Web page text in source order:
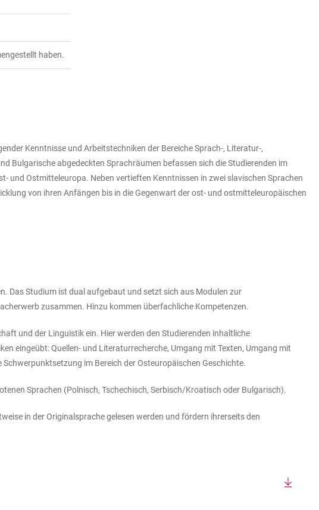
haben.
Kenntnisse und Arbeitstechniken der Bereiche Sprach-, Literatur-,
Bulgarische abgedeckten Sprachräumen befassen sich die Studierenden im
und Ostmitteleuropa. Neben vertieften Kenntnissen in zwei slavischen Sprachen
von ihren Anfängen bis in die Gegenwart der ost- und ostmitteleuropäischen
Das Studium ist dual aufgebaut und setzt sich aus Modulen zur
zusammen. Hinzu kommen überfachliche Kompetenzen.
und der Linguistik ein. Hier werden den Studierenden inhaltliche
eingeübt: Quellen- und Literaturrecherche, Umgang mit Texten, Umgang mit
im Bereich der Osteuropäischen Geschichte.
Sprachen (Polnisch, Tschechisch, Serbisch/Kroatisch oder Bulgarisch).
in der Originalsprache gelesen werden und fördern ihrerseits den